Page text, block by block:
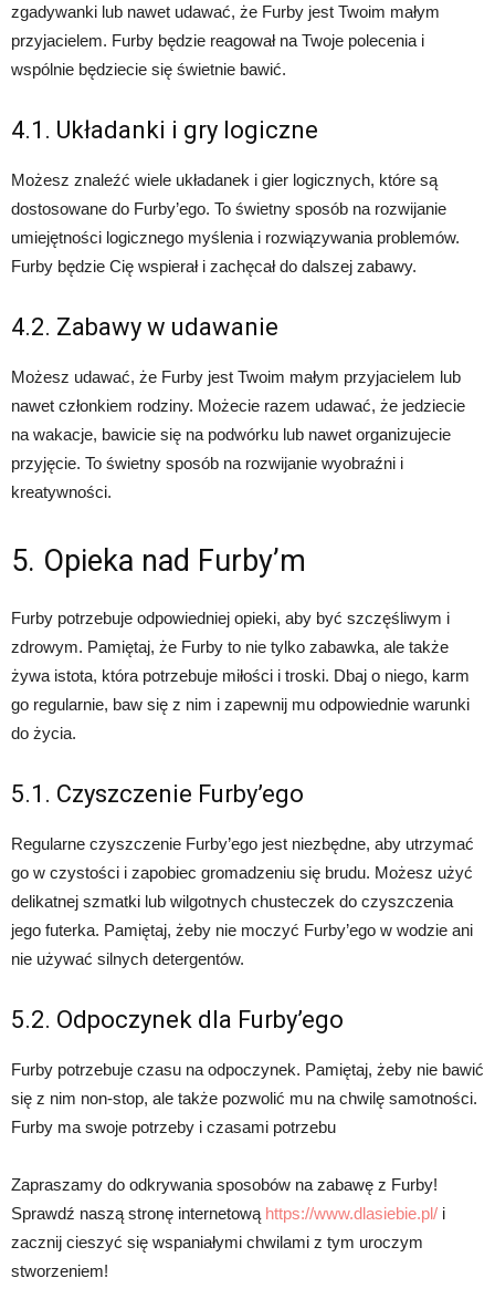
zgadywanki lub nawet udawać, że Furby jest Twoim małym
przyjacielem. Furby będzie reagował na Twoje polecenia i
wspólnie będziecie się świetnie bawić.
4.1. Układanki i gry logiczne
Możesz znaleźć wiele układanek i gier logicznych, które są
dostosowane do Furby’ego. To świetny sposób na rozwijanie
umiejętności logicznego myślenia i rozwiązywania problemów.
Furby będzie Cię wspierał i zachęcał do dalszej zabawy.
4.2. Zabawy w udawanie
Możesz udawać, że Furby jest Twoim małym przyjacielem lub
nawet członkiem rodziny. Możecie razem udawać, że jedziecie
na wakacje, bawicie się na podwórku lub nawet organizujecie
przyjęcie. To świetny sposób na rozwijanie wyobraźni i
kreatywności.
5. Opieka nad Furby’m
Furby potrzebuje odpowiedniej opieki, aby być szczęśliwym i
zdrowym. Pamiętaj, że Furby to nie tylko zabawka, ale także
żywa istota, która potrzebuje miłości i troski. Dbaj o niego, karm
go regularnie, baw się z nim i zapewnij mu odpowiednie warunki
do życia.
5.1. Czyszczenie Furby’ego
Regularne czyszczenie Furby’ego jest niezbędne, aby utrzymać
go w czystości i zapobiec gromadzeniu się brudu. Możesz użyć
delikatnej szmatki lub wilgotnych chusteczek do czyszczenia
jego futerka. Pamiętaj, żeby nie moczyć Furby’ego w wodzie ani
nie używać silnych detergentów.
5.2. Odpoczynek dla Furby’ego
Furby potrzebuje czasu na odpoczynek. Pamiętaj, żeby nie bawić
się z nim non-stop, ale także pozwolić mu na chwilę samotności.
Furby ma swoje potrzeby i czasami potrzebu
Zapraszamy do odkrywania sposobów na zabawę z Furby!
Sprawdź naszą stronę internetową https://www.dlasiebie.pl/ i
zacznij cieszyć się wspaniałymi chwilami z tym uroczym
stworzeniem!